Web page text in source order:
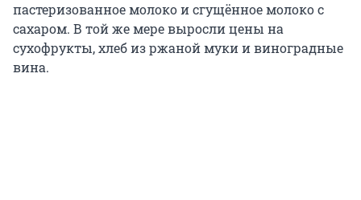
пастеризованное молоко и сгущённое молоко с
сахаром. В той же мере выросли цены на
сухофрукты, хлеб из ржаной муки и виноградные
вина.